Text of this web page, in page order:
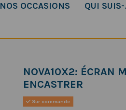
NOS OCCASIONS QUI
NOVA10X2: ÉCRAN
ENCASTRER
Sur commande